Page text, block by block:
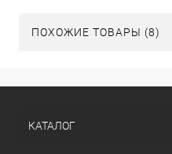
ПОХОЖИЕ ТОВАРЫ (8)
КАТАЛОГ